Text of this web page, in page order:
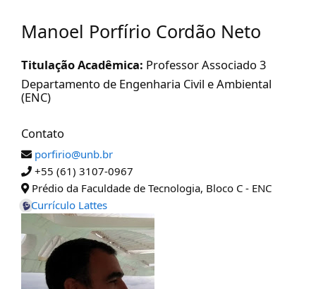
Manoel Porfírio Cordão Neto
Titulação Acadêmica: Professor Associado 3
Departamento de Engenharia Civil e Ambiental
(ENC)
Contato
porfirio@unb.br
+55 (61) 3107-0967
Prédio da Faculdade de Tecnologia, Bloco C - ENC
Currículo Lattes